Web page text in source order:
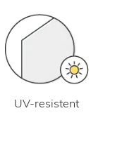
UV-resistent